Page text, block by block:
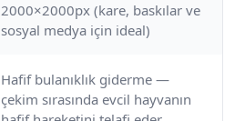
2000×2000px (kare, baskılar ve
sosyal medya için ideal)
Hafif bulanıklık giderme —
çekim sırasında evcil hayvanın